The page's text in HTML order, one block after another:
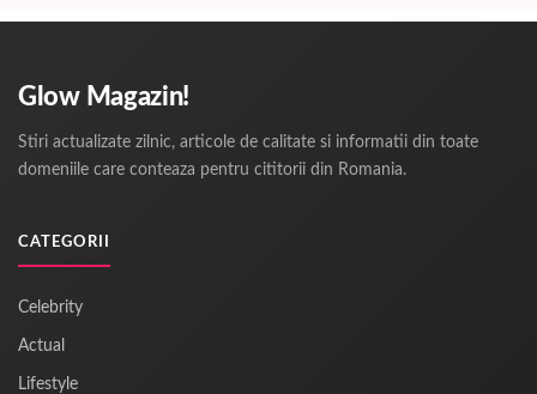
Glow Magazin!
Stiri actualizate zilnic, articole de calitate si informatii din toate
domeniile care conteaza pentru cititorii din Romania.
CATEGORII
Celebrity
Actual
Lifestyle